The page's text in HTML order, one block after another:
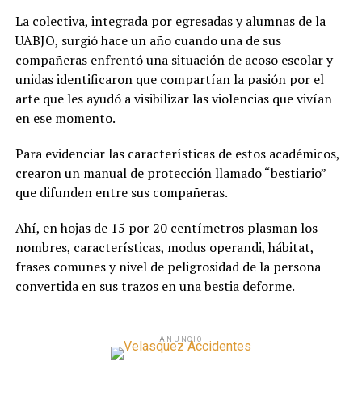
La colectiva, integrada por egresadas y alumnas de la
UABJO, surgió hace un año cuando una de sus
compañeras enfrentó una situación de acoso escolar y
unidas identificaron que compartían la pasión por el
arte que les ayudó a visibilizar las violencias que vivían
en ese momento.
Para evidenciar las características de estos académicos,
crearon un manual de protección llamado “bestiario”
que difunden entre sus compañeras.
Ahí, en hojas de 15 por 20 centímetros plasman los
nombres, características, modus operandi, hábitat,
frases comunes y nivel de peligrosidad de la persona
convertida en sus trazos en una bestia deforme.
ANUNCIO